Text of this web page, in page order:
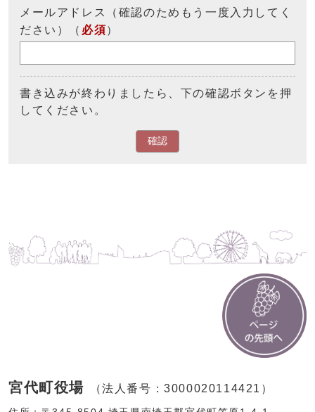
メールアドレス（確認のためもう一度入力してく
ださい）（ 必須）
書き込みが終わりましたら、下の確認ボタンを押
してください。
確認
宮代町役場 （法人番号：3000020114421）